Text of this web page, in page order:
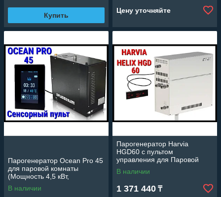
Купить
Цену уточняйте
Парогенератор Ocean Pro 45
для паровой комнаты
(Мощность 4,5 кВт,
сенсорный пульт,
автоматическая промывка)
В наличии
Парогенератор Harvia
HGD60 c пультом
управления для Паровой
(Мощность 5,7 кВт, объем 2-7
м3)
В наличии
1 371 440 ₸